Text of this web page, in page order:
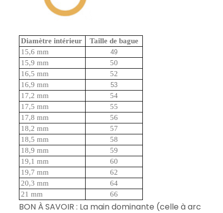
Diamètre intérieur
Taille de bague
15,6 mm
49
15,9 mm
50
16,5 mm
52
16,9 mm
53
17,2 mm
54
17,5 mm
55
17,8 mm
56
18,2 mm
57
18,5 mm
58
18,9 mm
59
19,1 mm
60
19,7 mm
62
20,3 mm
64
21 mm
66
BON À SAVOIR : La main dominante (celle à arc